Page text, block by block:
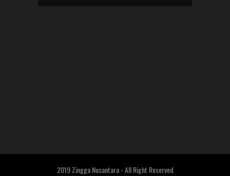
2019 Zingga Nusantara - All Right Reserved